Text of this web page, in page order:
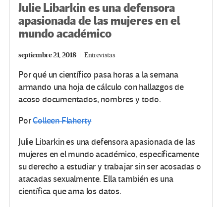
Julie Libarkin es una defensora
apasionada de las mujeres en el
mundo académico
septiembre 21, 2018 Entrevistas
Por qué un científico pasa horas a la semana
armando una hoja de cálculo con hallazgos de
acoso documentados, nombres y todo.
PorColleen Flaherty
Julie Libarkin es una defensora apasionada de las
mujeres en el mundo académico, específicamente
su derecho a estudiar y trabajar sin ser acosadas o
atacadas sexualmente. Ella también es una
científica que ama los datos.